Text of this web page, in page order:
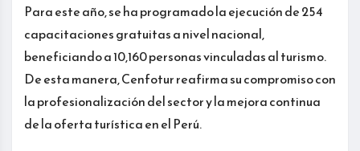
Para este año, se ha programado la ejecución de 254
capacitaciones gratuitas a nivel nacional,
beneficiando a 10,160 personas vinculadas al turismo.
De esta manera, Cenfotur reafirma su compromiso con
la profesionalización del sector y la mejora continua
de la oferta turística en el Perú.